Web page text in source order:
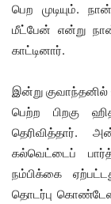
பெற முடியும்.
மீட்பேன் என்று
காட்டினார்.
இன்று
பெற்ற பிறகு
தெரிவித்தார்.
கல்வெட்டைப்
நம்பிக்கை
தொடர்பு